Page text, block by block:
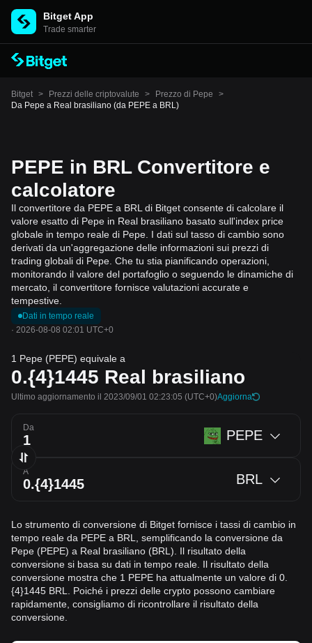
Bitget App
Trade smarter
Bitget > Prezzi delle criptovalute > Prezzo di Pepe
>
Da Pepe a Real brasiliano (da PEPE a BRL)
PEPE in BRL Convertitore e
calcolatore
Il convertitore da PEPE a BRL di Bitget consente di calcolare il
valore esatto di Pepe in Real brasiliano basato sull'index price
globale in tempo reale di Pepe. I dati sul tasso di cambio sono
derivati da un'aggregazione delle informazioni sui prezzi di
trading globali di Pepe. Che tu stia pianificando operazioni,
monitorando il valore del portafoglio o seguendo le dinamiche di
mercato, il convertitore fornisce valutazioni accurate e
tempestive.
Dati in tempo reale
· 2026-08-08 02:01 UTC+0
1 Pepe (PEPE) equivale a
0.{4}1445 Real brasiliano
Ultimo aggiornamento il 2023/09/01 02:23:05 (UTC+0)Aggiorna
Da PEPE
A BRL
Lo strumento di conversione di Bitget fornisce i tassi di cambio in
tempo reale da PEPE a BRL, semplificando la conversione da
Pepe (PEPE) a Real brasiliano (BRL). Il risultato della
conversione si basa su dati in tempo reale. Il risultato della
conversione mostra che 1 PEPE ha attualmente un valore di 0.
{4}1445 BRL. Poiché i prezzi delle crypto possono cambiare
rapidamente, consigliamo di ricontrollare il risultato della
conversione.